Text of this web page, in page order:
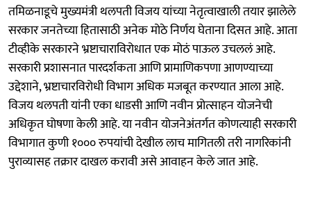
तमिळनाडूचे मुख्यमंत्री थलपती विजय यांच्या नेतृत्वाखाली तयार झालेले
सरकार जनतेच्या हितासाठी अनेक मोठे निर्णय घेताना दिसत आहे. आता
टीव्हीके सरकारने भ्रष्टाचाराविरोधात एक मोठं पाऊल उचललं आहे.
सरकारी प्रशासनात पारदर्शकता आणि प्रामाणिकपणा आणण्याच्या
उद्देशाने, भ्रष्टाचारविरोधी विभाग अधिक मजबूत करण्यात आला आहे.
विजय थलपती यांनी एका धाडसी आणि नवीन प्रोत्साहन योजनेची
अधिकृत घोषणा केली आहे. या नवीन योजनेअंतर्गत कोणत्याही सरकारी
विभागात कुणी १००० रुपयांची देखील लाच मागितली तरी नागरिकांनी
पुराव्यासह तक्रार दाखल करावी असे आवाहन केले जात आहे.